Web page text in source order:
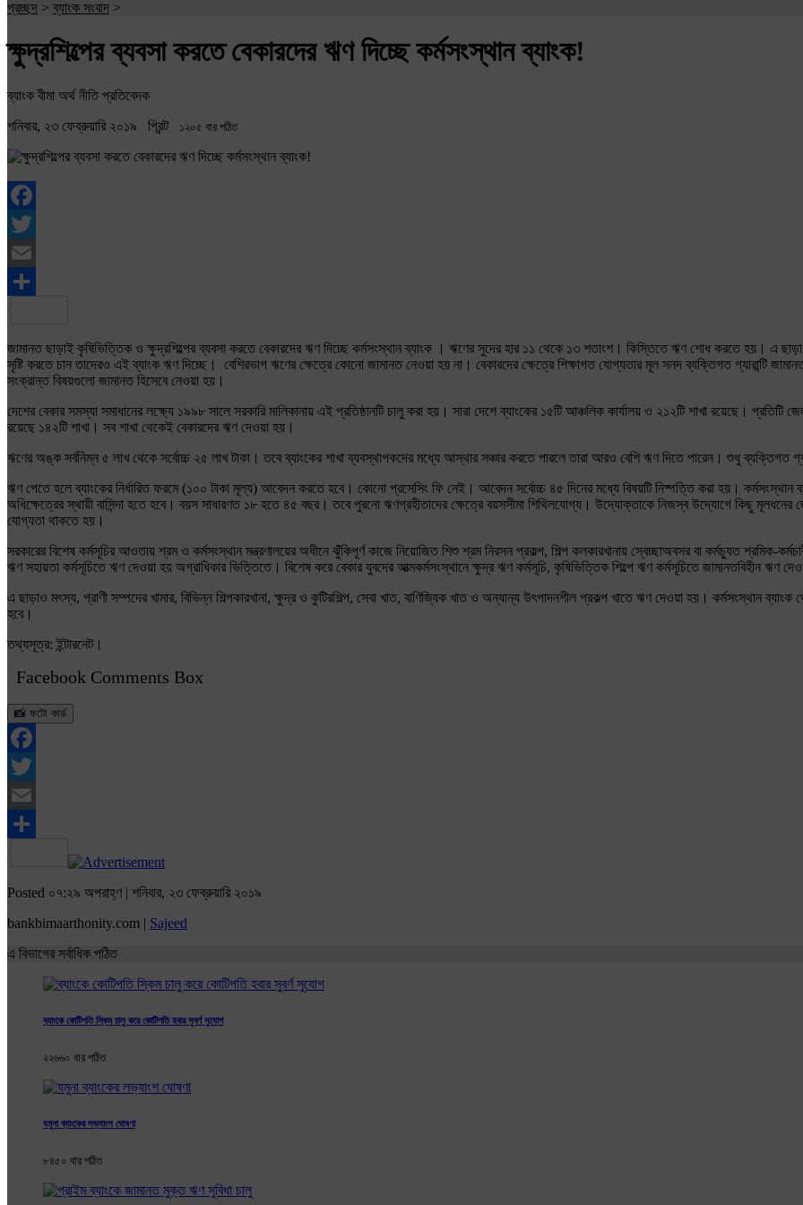
প্রচ্ছদ >ব্যাংক সংবাদ >
ক্ষুদ্রশিল্পের ব্যবসা করতে বেকারদের ঋণ দিচ্ছে কর্মসংস্থান ব্যাংক!
ব্যাংক বীমা অর্থ নীতি প্রতিবেদক
শনিবার, ২৩ ফেব্রুয়ারি ২০১৯ প্রিন্ট ১২০৫ বার পঠিত
Facebook
Twitter
Email
জামানত ছাড়াই কৃষিভিত্তিক ও ক্ষুদ্রশিল্পের ব্যবসা করতে বেকারদের ঋণ দিচ্ছে কর্মসংস্থান ব্যাংক । ঋণের সুদের হার ১১ থেকে ১৩ শতাংশ। কিস্তিতে ঋণ শোধ করতে হয়। এ ছাড়া
সৃষ্টি করতে চান তাদেরও এই ব্যাংক ঋণ দিচ্ছে। বেশিরভাগ ঋণের ক্ষেত্রে কোনো জামানত নেওয়া হয় না। বেকারদের ক্ষেত্রে শিক্ষাগত যোগ্যতার মূল সনদ ব্যক্তিগত গ্যারান্টি জামানত
সংক্রান্ত বিষয়গুলো জামানত হিসেবে নেওয়া হয়।
দেশের বেকার সমস্যা সমাধানের লক্ষ্যে ১৯৯৮ সালে সরকারি মালিকানায় এই প্রতিষ্ঠানটি চালু করা হয়। সারা দেশে ব্যাংকের ১৫টি আঞ্চলিক কার্যালয় ও ২১২টি শাখা রয়েছে।
রয়েছে ১৪২টি শাখা। সব শাখা থেকেই বেকারদের ঋণ দেওয়া হয়।
ঋণের অঙ্ক সর্বনিম্ন ৫ লাখ থেকে সর্বোচ্চ ২৫ লাখ টাকা। তবে ব্যাংকের শাখা ব্যবস্থাপকদের মধ্যে আস্থার সঞ্চার করতে পারলে তারা আরও বেশি ঋণ দিতে পারেন। শুধু ব্যক্তিগত
ঋণ পেতে হলে ব্যাংকের নির্ধারিত ফরমে (১০০ টাকা মূল্য) আবেদন করতে হবে। কোনো প্রসেসিং ফি নেই। আবেদন সর্বোচ্চ ৪৫ দিনের মধ্যে বিষয়টি নিষ্পত্তি করা হয়।
অধিক্ষেত্রের স্থায়ী বাসিন্দা হতে হবে। বয়স সাধারণত ১৮ হতে ৪৫ বছর। তবে পুরনো ঋণগ্রহীতাদের ক্ষেত্রে বয়সসীমা শিথিলযোগ্য। উদ্যোক্তাকে নিজস্ব উদ্যোগে কিছু
যোগ্যতা থাকতে হয়।
সরকারের বিশেষ কর্মসূচির আওতায় শ্রম ও কর্মসংস্থান মন্ত্রণালয়ের অধীনে ঝুঁঁকিপূর্ণ কাজে নিয়োজিত শিশু শ্রম নিরসন প্রকল্প, শিল্প কলকারখানায় স্বেচ্ছাঅবসর বা কর্মচ্যুত শ্রমিক-
ঋণ সহায়তা কর্মসূচিতে ঋণ দেওয়া হয় অগ্রাধিকার ভিত্তিতে। বিশেষ করে বেকার যুবদের আত্মকর্মসংস্থানে ক্ষুদ্র ঋণ কর্মসূচি, কৃষিভিত্তিক শিল্পে ঋণ কর্মসূচিতে জামানতবিহীন ঋণ
এ ছাড়াও মৎস্য, প্রাণী সম্পদের খামার, বিভিন্ন শিল্পকারখানা, ক্ষুদ্র ও কুটিরশিল্প, সেবা খাত, বাণিজ্যিক খাত ও অন্যান্য উৎপাদনশীল প্রকল্প খাতে ঋণ দেওয়া হয়। কর্মসংস্থান
হবে।
তথ্যসূত্র: ইন্টারনেট।
Facebook Comments Box
📸 ফটো কার্ড
Facebook
Twitter
Email
Share
Posted ০৭:২৯ অপরাহ্ণ | শনিবার, ২৩ ফেব্রুয়ারি ২০১৯
bankbimaarthonity.com | Sajeed
এ বিভাগের সর্বাধিক পঠিত
ব্যাংকে কোটিপতি স্কিম চালু করে কোটিপতি হবার সুবর্ণ ‍সুযোগ
২২৬৬০ বার পঠিত
যমুনা ব্যাংকের লভ্যাংশ ঘোষণা
৮৪৫০ বার পঠিত